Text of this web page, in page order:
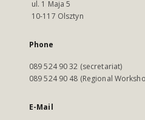
ul. 1 Maja 5
10-117 Olsztyn
Phone
089 524 90 32 (secretariat)
089 524 90 48 (Regional
E-Mail